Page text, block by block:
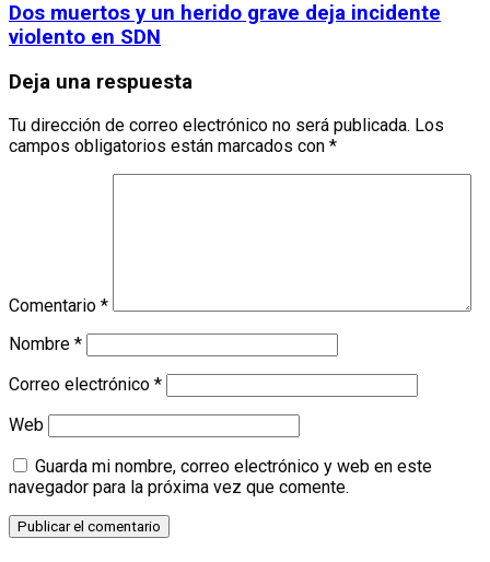
Dos muertos y un herido grave deja incidente
violento en SDN
Deja una respuesta
Tu dirección de correo electrónico no será publicada. Los
campos obligatorios están marcados con *
Comentario *
Nombre *
Correo electrónico *
Web
Guarda mi nombre, correo electrónico y web en este
navegador para la próxima vez que comente.